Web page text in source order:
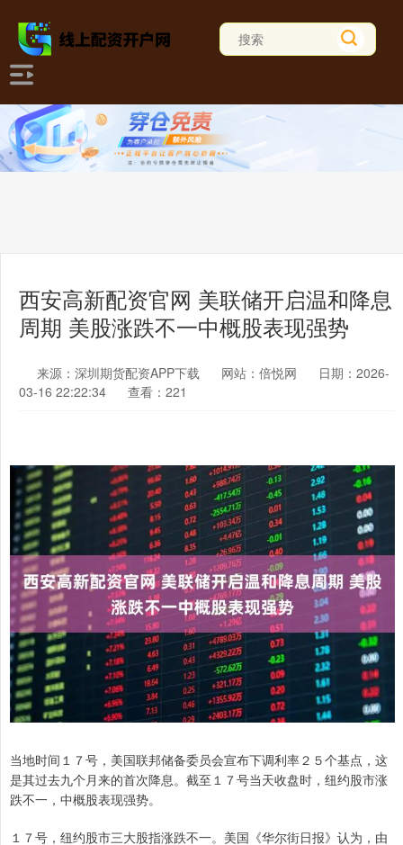
西安高新配资官网 美联储开启温和降息
周期 美股涨跌不一中概股表现强势
来源：深圳期货配资APP下载 网站：倍悦网
日期：2026-
03-16 22:22:34
查看：221
当地时间１７号，美国联邦储备委员会宣布下调利率２５个基点，这
是其过去九个月来的首次降息。截至１７号当天收盘时，纽约股市涨
跌不一，中概股表现强势。
１７号，纽约股市三大股指涨跌不一。美国《华尔街日报》认为，由